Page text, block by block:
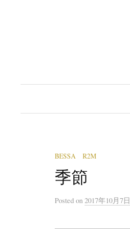
ス
ッ
BESSA R2M
季節
Posted on 2017年10月7日